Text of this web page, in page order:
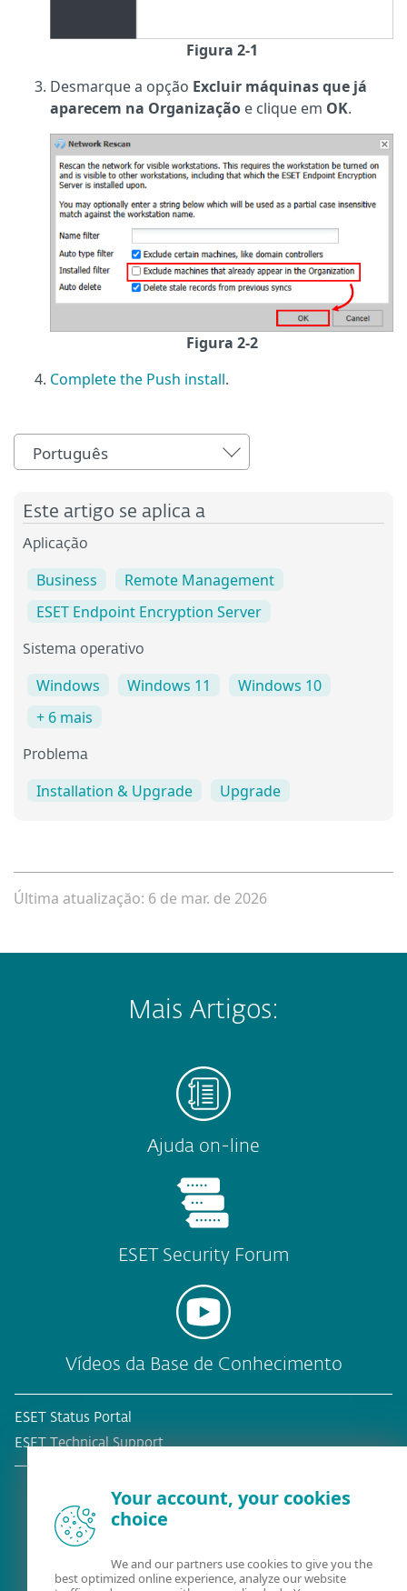
Figura 2-1
Desmarque a opção Excluir máquinas que já
aparecem na Organização e clique em OK.
Figura 2-2
Complete the Push install.
Português
Este artigo se aplica a
Aplicação
Business
Remote Management
ESET Endpoint Encryption Server
Sistema operativo
Windows Windows 11
Windows 10
+ 6 mais
Problema
Installation & Upgrade Upgrade
Última atualizaçăo: 6 de mar. de 2026
Mais Artigos:
Ajuda on-line
ESET Security Forum
Vídeos da Base de Conhecimento
ESET Status Portal
ESET Technical Support
Cliente atual?
Your account, your cookies
choice
We and our partners use cookies to give you the
best optimized online experience, analyze our website